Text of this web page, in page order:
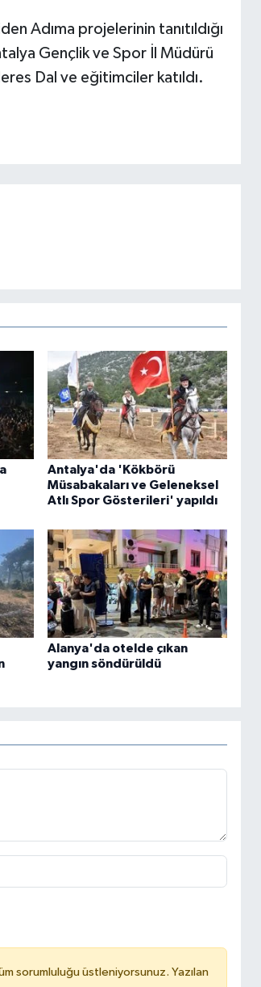
Adıma projelerinin tanıtıldığı
Gençlik ve Spor İl Müdürü
Dal ve eğitimciler katıldı.
Antalya'da 'Kökbörü
Müsabakaları ve Geleneksel
Atlı Spor Gösterileri' yapıldı
Alanya'da otelde çıkan
yangın söndürüldü
sorumluluğu üstleniyorsunuz. Yazılan